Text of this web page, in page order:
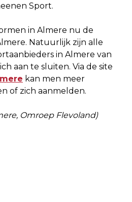
Sport.
in Almere nu de
Natuurlijk zijn alle
in Almere van
aan te sluiten. Via de site
kan men meer
of zich aanmelden.
Omroep Flevoland)